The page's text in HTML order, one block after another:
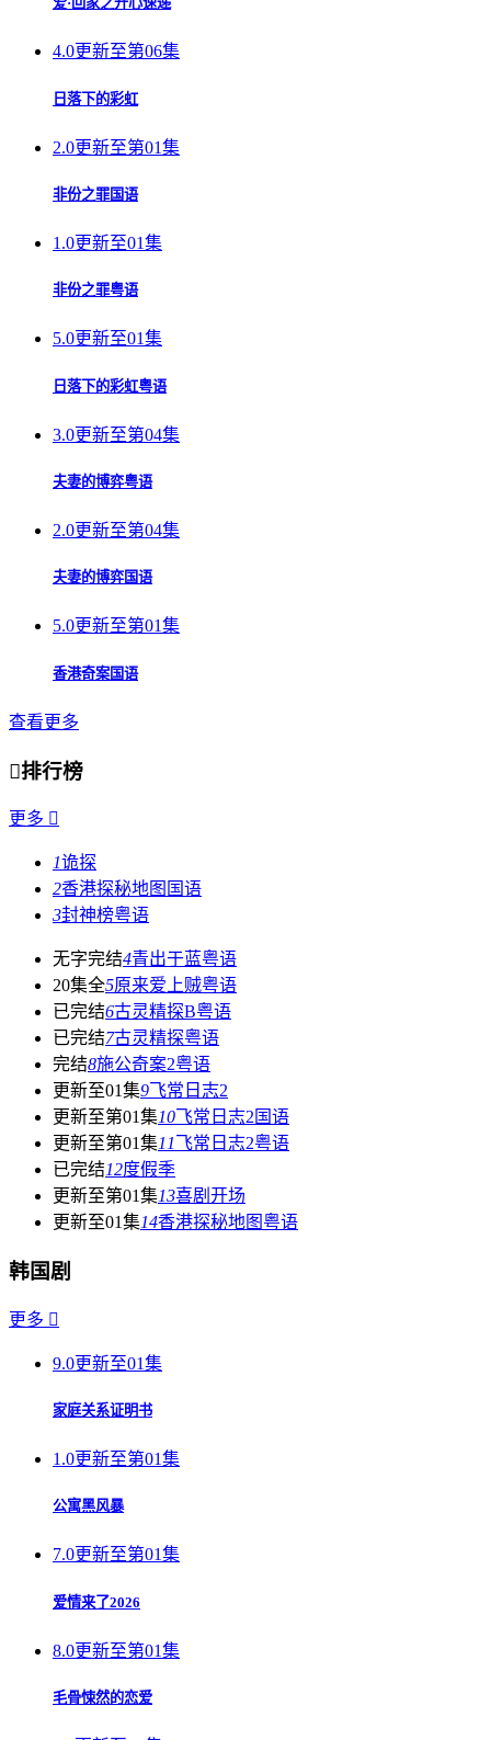
4.0更新至第06集
日落下的彩虹
2.0更新至第01集
非份之罪国语
1.0更新至01集
非份之罪粤语
5.0更新至01集
日落下的彩虹粤语
3.0更新至第04集
夫妻的博弈粤语
2.0更新至第04集
夫妻的博弈国语
5.0更新至第01集
香港奇案国语
查看更多
排行榜
更多 
1诡探
2香港探秘地图国语
3封神榜粤语
无字完结4青出于蓝粤语
20集全5原来爱上贼粤语
已完结6古灵精探B粤语
已完结7古灵精探粤语
完结8施公奇案2粤语
更新至01集9飞常日志2
更新至第01集10飞常日志2国语
更新至第01集11飞常日志2粤语
已完结12度假季
更新至第01集13喜剧开场
更新至01集14香港探秘地图粤语
韩国剧
更多 
9.0更新至01集
家庭关系证明书
1.0更新至第01集
公寓黑风暴
7.0更新至第01集
爱情来了2026
8.0更新至第01集
毛骨悚然的恋爱